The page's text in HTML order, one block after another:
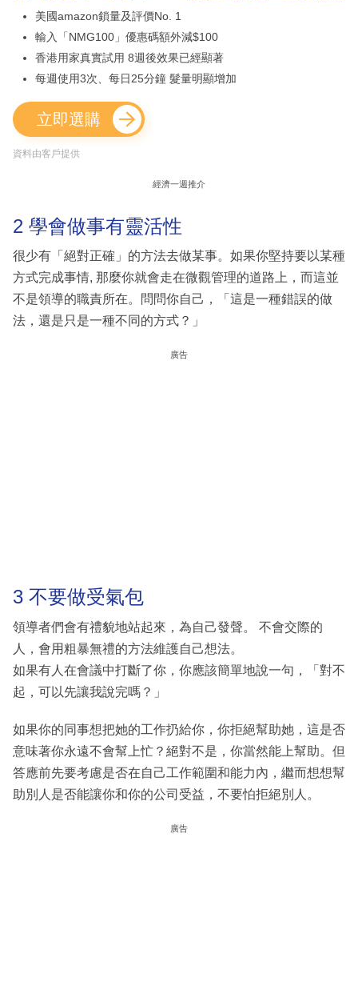
美國amazon鎖量及評價No. 1
輸入「NMG100」優惠碼額外減$100
香港用家真實試用 8週後效果已經顯著
每週使用3次、每日25分鐘 髮量明顯增加
立即選購
資料由客戶提供
經濟一週推介
2 學會做事有靈活性
很少有「絕對正確」的方法去做某事。如果你堅持要以某種
方式完成事情, 那麼你就會走在微觀管理的道路上，而這並
不是領導的職責所在。問問你自己，「這是一種錯誤的做
法，還是只是一種不同的方式？」
廣告
3 不要做受氣包
領導者們會有禮貌地站起來，為自己發聲。 不會交際的
人，會用粗暴無禮的方法維護自己想法。
如果有人在會議中打斷了你，你應該簡單地說一句，「對不
起，可以先讓我說完嗎？」
如果你的同事想把她的工作扔給你，你拒絕幫助她，這是否
意味著你永遠不會幫上忙？絕對不是，你當然能上幫助。但
答應前先要考慮是否在自己工作範圍和能力內，繼而想想幫
助別人是否能讓你和你的公司受益，不要怕拒絕別人。
廣告